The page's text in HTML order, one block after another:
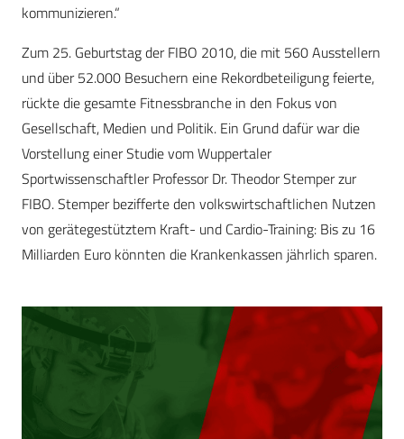
kommunizieren.“
Zum 25. Geburtstag der FIBO 2010, die mit 560 Ausstellern
und über 52.000 Besuchern eine Rekordbeteiligung feierte,
rückte die gesamte Fitnessbranche in den Fokus von
Gesellschaft, Medien und Politik. Ein Grund dafür war die
Vorstellung einer Studie vom Wuppertaler
Sportwissenschaftler Professor Dr. Theodor Stemper zur
FIBO. Stemper bezifferte den volkswirtschaftlichen Nutzen
von gerätegestütztem Kraft- und Cardio-Training: Bis zu 16
Milliarden Euro könnten die Krankenkassen jährlich sparen.